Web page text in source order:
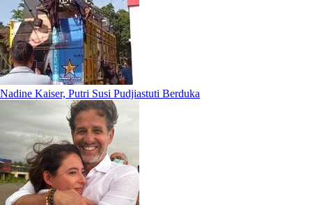
Nadine Kaiser, Putri Susi Pudjiastuti Berduka